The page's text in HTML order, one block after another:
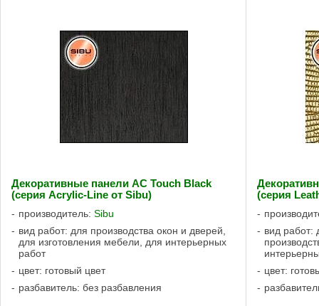
Декоративные панели AC Touch Black
(серия Acrylic-Line от Sibu)
производитель: Sibu
вид работ: для производства окон и дверей,
для изготовления мебели, для интерьерных
работ
цвет: готовый цвет
разбавитель: без разбавления
(серия
вид работ:
цвет: